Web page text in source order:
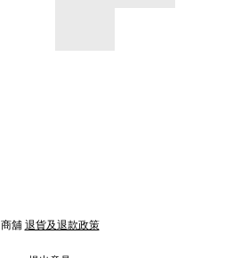
商舖 退貨及退款政策